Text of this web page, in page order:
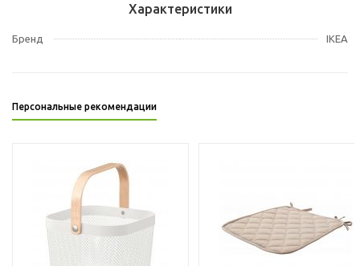
Характеристики
Бренд IKEA
Персональные рекомендации